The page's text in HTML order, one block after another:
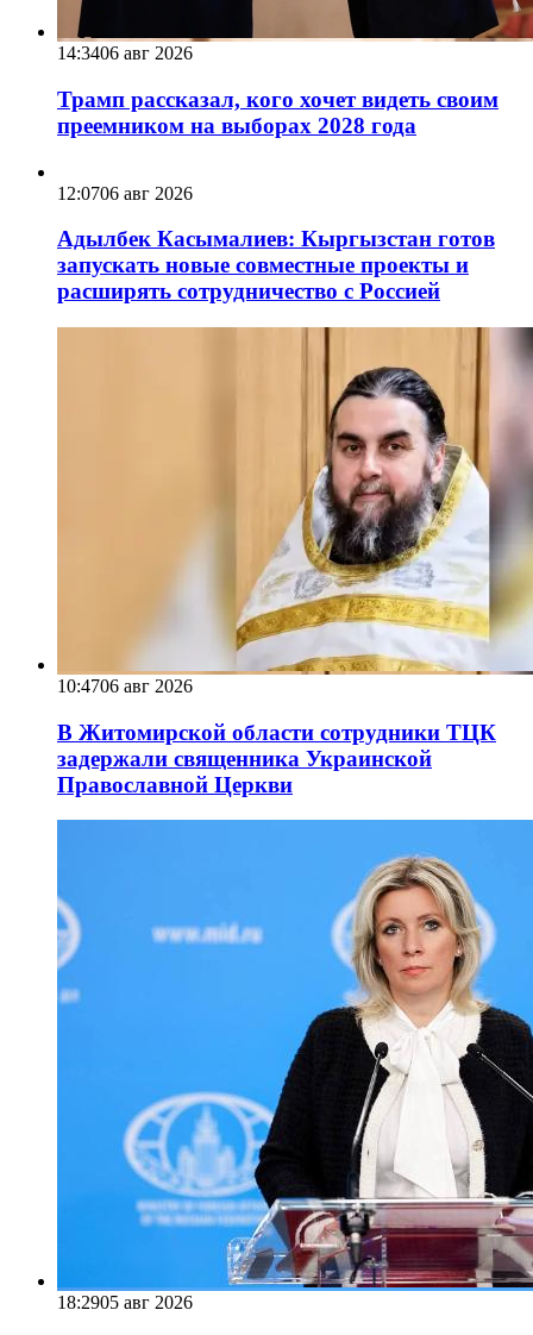
14:3406 авг 2026
Трамп рассказал, кого хочет видеть своим
преемником на выборах 2028 года
12:0706 авг 2026
Адылбек Касымалиев: Кыргызстан готов
запускать новые совместные проекты и
расширять сотрудничество с Россией
10:4706 авг 2026
В Житомирской области сотрудники ТЦК
задержали священника Украинской
Православной Церкви
18:2905 авг 2026